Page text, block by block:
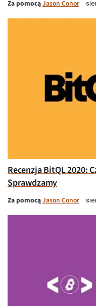
Za pomocąJason Conor
Recenzja BitQL 2020:
Sprawdzamy
Za pomocąJason Conor